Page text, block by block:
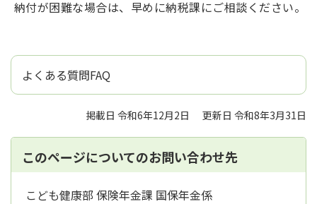
納付が困難な場合は、早めに納税課にご相談ください。
よくある質問FAQ
掲載日 令和6年12月2日 更新日 令和8年3月31日
このページについてのお問い合わせ先
こども健康部 保険年金課 国保年金係